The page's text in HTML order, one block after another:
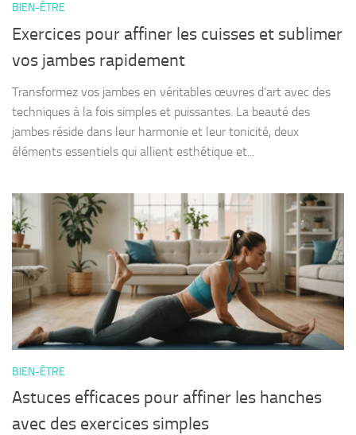
BIEN-ÊTRE
Exercices pour affiner les cuisses et sublimer
vos jambes rapidement
Transformez vos jambes en véritables œuvres d’art avec des
techniques à la fois simples et puissantes. La beauté des
jambes réside dans leur harmonie et leur tonicité, deux
éléments essentiels qui allient esthétique et...
BIEN-ÊTRE
Astuces efficaces pour affiner les hanches
avec des exercices simples